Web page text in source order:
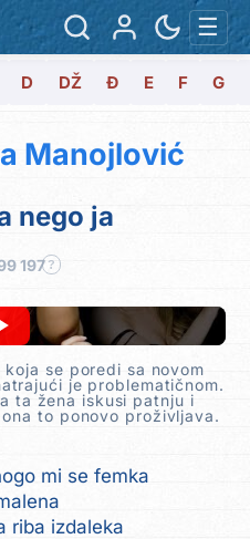
☰
D DŽ Đ E F G
Manojlović
nego ja
197 ?
se poredi sa novom
je problematičnom.
ta žena iskusi patnju i
to ponovo proživljava.
mi se femka
riba izdaleka